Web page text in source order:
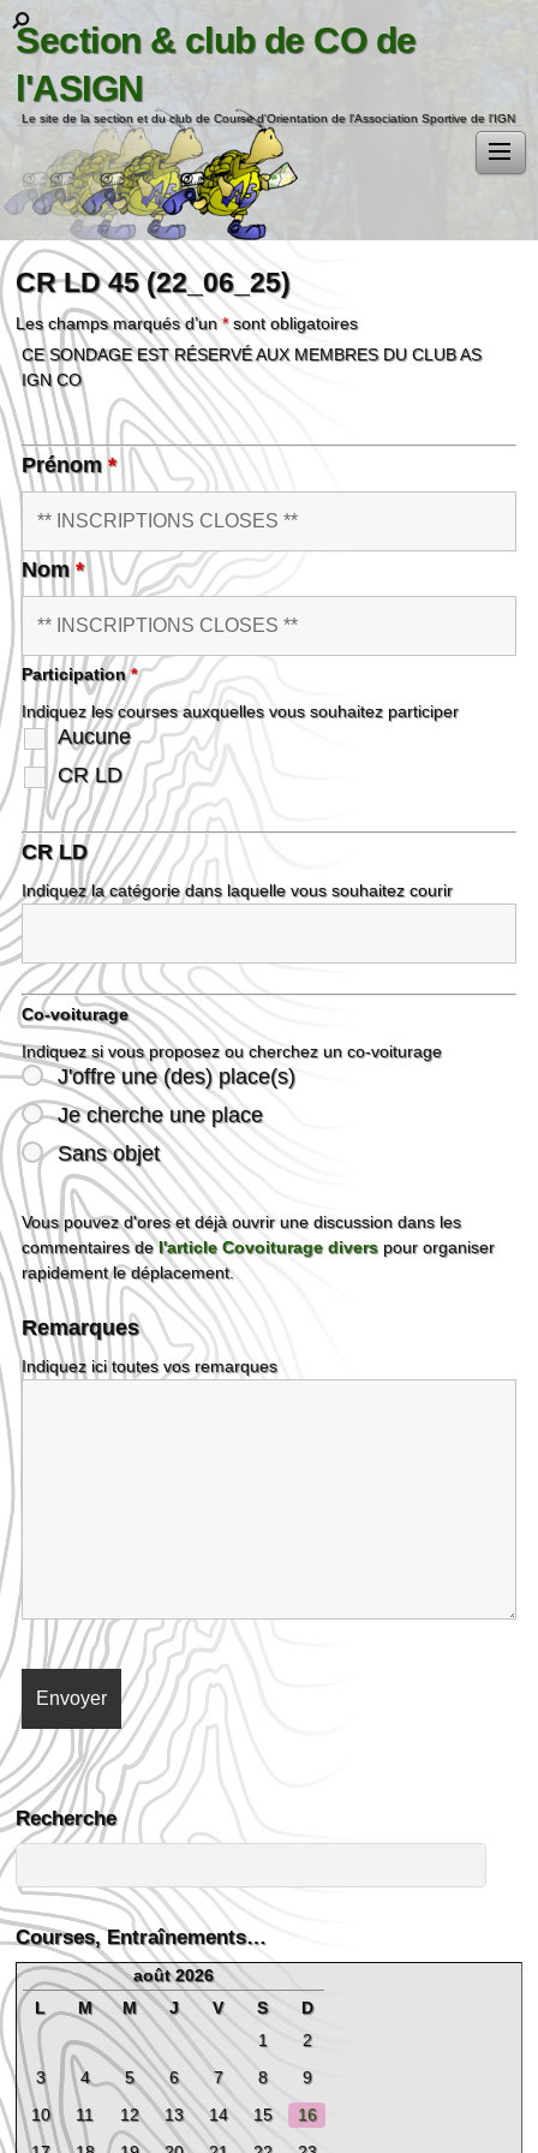
Section & club de CO de
l'ASIGN
Le site de la section et du club de Course d'Orientation de l'Association Sportive de l'IGN
CR LD 45 (22_06_25)
Les champs marqués d’un*sont obligatoires
CE SONDAGE EST RÉSERVÉ AUX MEMBRES DU CLUB AS
IGN CO
Prénom*
Nom*
Participation*
Aucune
CR LD
Indiquez les courses auxquelles vous souhaitez participer
CR LD
Indiquez la catégorie dans laquelle vous souhaitez courir
Co-voiturage
J'offre une (des) place(s)
Je cherche une place
Sans objet
Indiquez si vous proposez ou cherchez un co-voiturage
Vous pouvez d'ores et déjà ouvrir une discussion dans les
commentaires del'article Covoiturage divers pour organiser
rapidement le déplacement.
Remarques
Indiquez ici toutes vos remarques
Recherche
Courses, Entraînements…
août 2026
L
M M J V S
D
1
2
3
4 5 6 7 8
9
10
11 12 13 14 15
16